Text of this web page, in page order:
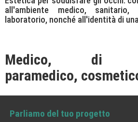
all'ambiente medico,
laboratorio, nonché all'identità di
Medico, di
paramedico,
Parliamo del tuo progetto